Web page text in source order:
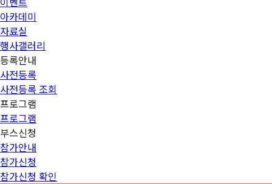
아카데미
자료실
행사갤러리
등록안내
사전등록
사전등록 조회
프로그램
프로그램
부스신청
참가안내
참가신청
참가신청 확인